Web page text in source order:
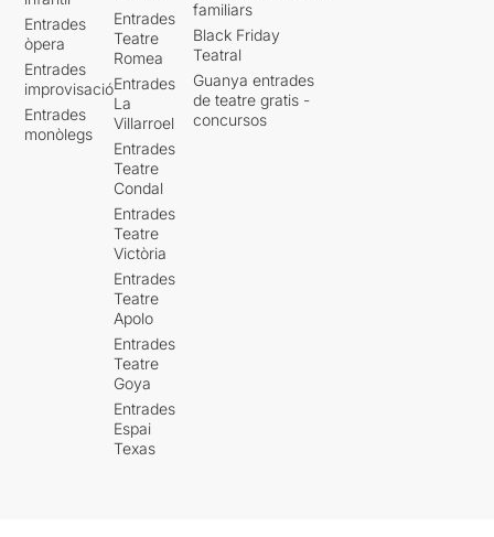
Entrades
òpera
Entrades
improvisació
Entrades
monòlegs
Entrades
Teatre
Romea
Entrades
La
Villarroel
Entrades
Teatre
Condal
Entrades
Teatre
Victòria
Entrades
Teatre
Apolo
Entrades
Teatre
Goya
Entrades
Espai
Texas
familiars
Black Friday
Teatral
Guanya entrades
de teatre gratis -
concursos